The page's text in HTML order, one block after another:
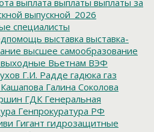
выпускной_2026
специалисты
выставка выставка-
высшее самообразование
выходные Вьетнам ВЭФ
Г.И. Радде гадюка газ
Галина Соколова
ГДК Генеральная
Генпрокуратура РФ
Гигант гидрозащитные